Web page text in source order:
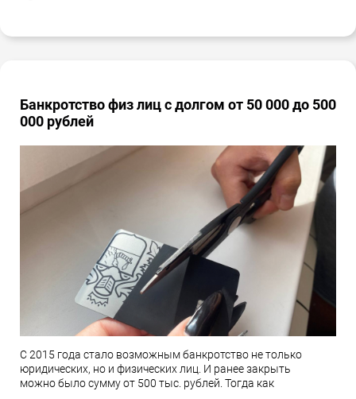
Банкротство физ лиц с долгом от 50 000 до 500
000 рублей
С 2015 года стало возможным банкротство не только
юридических, но и физических лиц. И ранее закрыть
можно было сумму от 500 тыс. рублей. Тогда как